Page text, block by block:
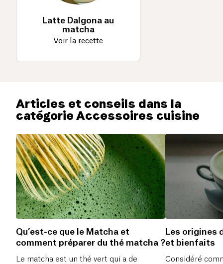
Latte Dalgona au
matcha
Voir la recette
Articles et conseils dans la
catégorie Accessoires cuisine
Qu’est-ce que le Matcha et
comment préparer du thé matcha ?
Le matcha est un thé vert qui a de
Les origines
et bienfaits
Considéré